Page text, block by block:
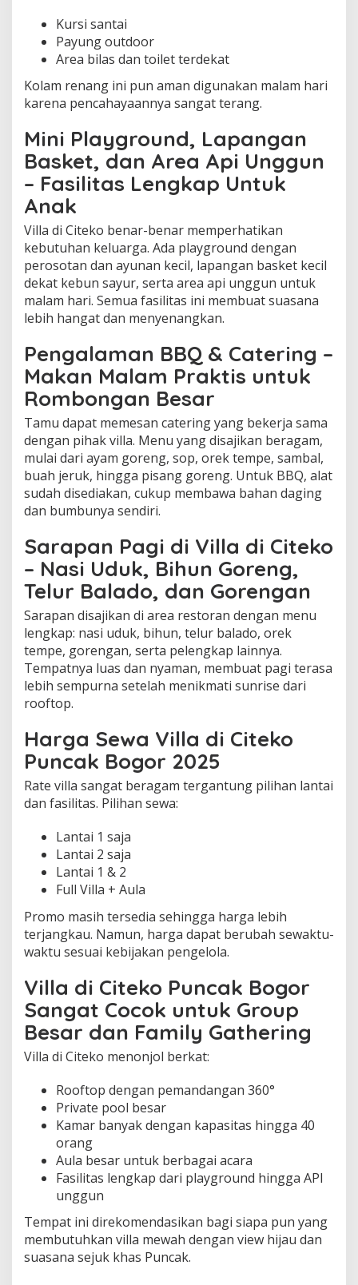
Kursi santai
Payung outdoor
Area bilas dan toilet terdekat
Kolam renang ini pun aman digunakan malam hari
karena pencahayaannya sangat terang.
Mini Playground, Lapangan
Basket, dan Area Api Unggun
– Fasilitas Lengkap Untuk
Anak
Villa di Citeko benar-benar memperhatikan
kebutuhan keluarga. Ada playground dengan
perosotan dan ayunan kecil, lapangan basket kecil
dekat kebun sayur, serta area api unggun untuk
malam hari. Semua fasilitas ini membuat suasana
lebih hangat dan menyenangkan.
Pengalaman BBQ & Catering –
Makan Malam Praktis untuk
Rombongan Besar
Tamu dapat memesan catering yang bekerja sama
dengan pihak villa. Menu yang disajikan beragam,
mulai dari ayam goreng, sop, orek tempe, sambal,
buah jeruk, hingga pisang goreng. Untuk BBQ, alat
sudah disediakan, cukup membawa bahan daging
dan bumbunya sendiri.
Sarapan Pagi di Villa di Citeko
– Nasi Uduk, Bihun Goreng,
Telur Balado, dan Gorengan
Sarapan disajikan di area restoran dengan menu
lengkap: nasi uduk, bihun, telur balado, orek
tempe, gorengan, serta pelengkap lainnya.
Tempatnya luas dan nyaman, membuat pagi terasa
lebih sempurna setelah menikmati sunrise dari
rooftop.
Harga Sewa Villa di Citeko
Puncak Bogor 2025
Rate villa sangat beragam tergantung pilihan lantai
dan fasilitas. Pilihan sewa:
Lantai 1 saja
Lantai 2 saja
Lantai 1 & 2
Full Villa + Aula
Promo masih tersedia sehingga harga lebih
terjangkau. Namun, harga dapat berubah sewaktu-
waktu sesuai kebijakan pengelola.
Villa di Citeko Puncak Bogor
Sangat Cocok untuk Group
Besar dan Family Gathering
Villa di Citeko menonjol berkat:
Rooftop dengan pemandangan 360°
Private pool besar
Kamar banyak dengan kapasitas hingga 40
orang
Aula besar untuk berbagai acara
Fasilitas lengkap dari playground hingga API
unggun
Tempat ini direkomendasikan bagi siapa pun yang
membutuhkan villa mewah dengan view hijau dan
suasana sejuk khas Puncak.